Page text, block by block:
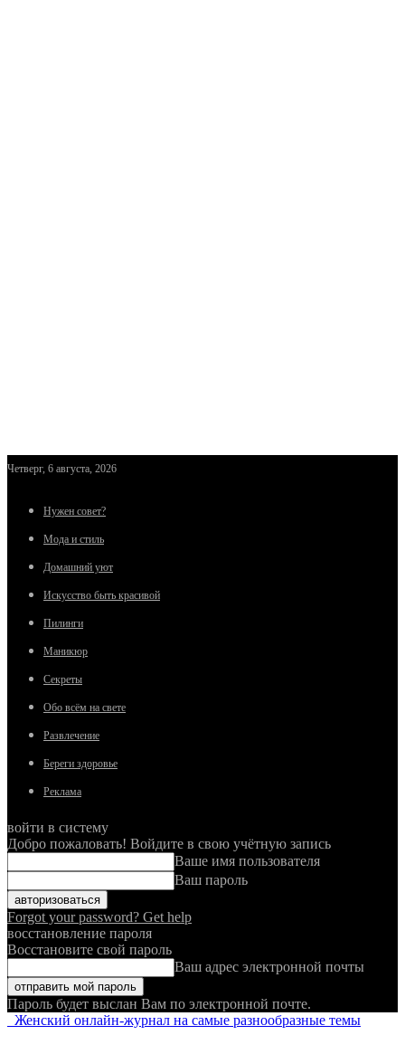
Четверг, 6 августа, 2026
Нужен совет?
Мода и стиль
Домашний уют
Искусство быть красивой
Пилинги
Маникюр
Секреты
Обо всём на свете
Развлечение
Береги здоровье
Реклама
войти в систему
Добро пожаловать! Войдите в свою учётную запись
Ваше имя пользователя
Ваш пароль
Forgot your password? Get help
восстановление пароля
Восстановите свой пароль
Ваш адрес электронной почты
Пароль будет выслан Вам по электронной почте.
Женский онлайн-журнал на самые разнообразные темы